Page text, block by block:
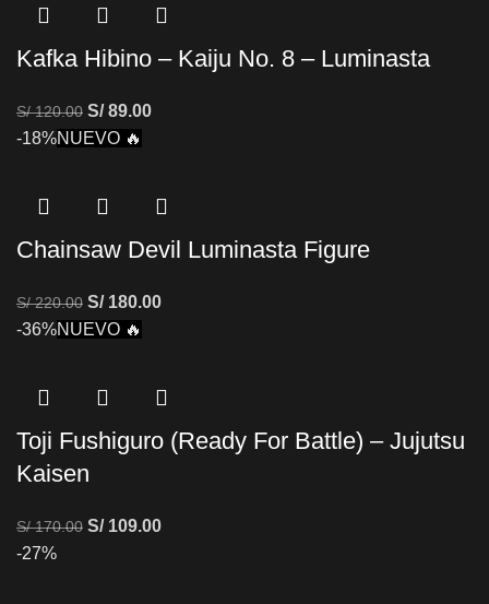
Kafka Hibino – Kaiju No. 8 – Luminasta
S/120.00 S/89.00
-18%NUEVO 🔥
Chainsaw Devil Luminasta Figure
S/220.00 S/180.00
-36%NUEVO 🔥
Toji Fushiguro (Ready For Battle) – Jujutsu
Kaisen
S/170.00 S/109.00
-27%